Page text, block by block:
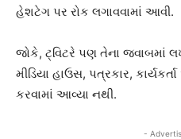
હેશટેગ પર રોક લગાવવામાં આવી.
જોકે, ટ્વિટરે પણ તેના જવાબમાં
મીડિયા હાઉસ, પત્રકાર,
કરવામાં આવ્યા નથી.
-